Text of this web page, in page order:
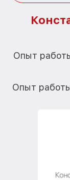
Опыт
Опыт